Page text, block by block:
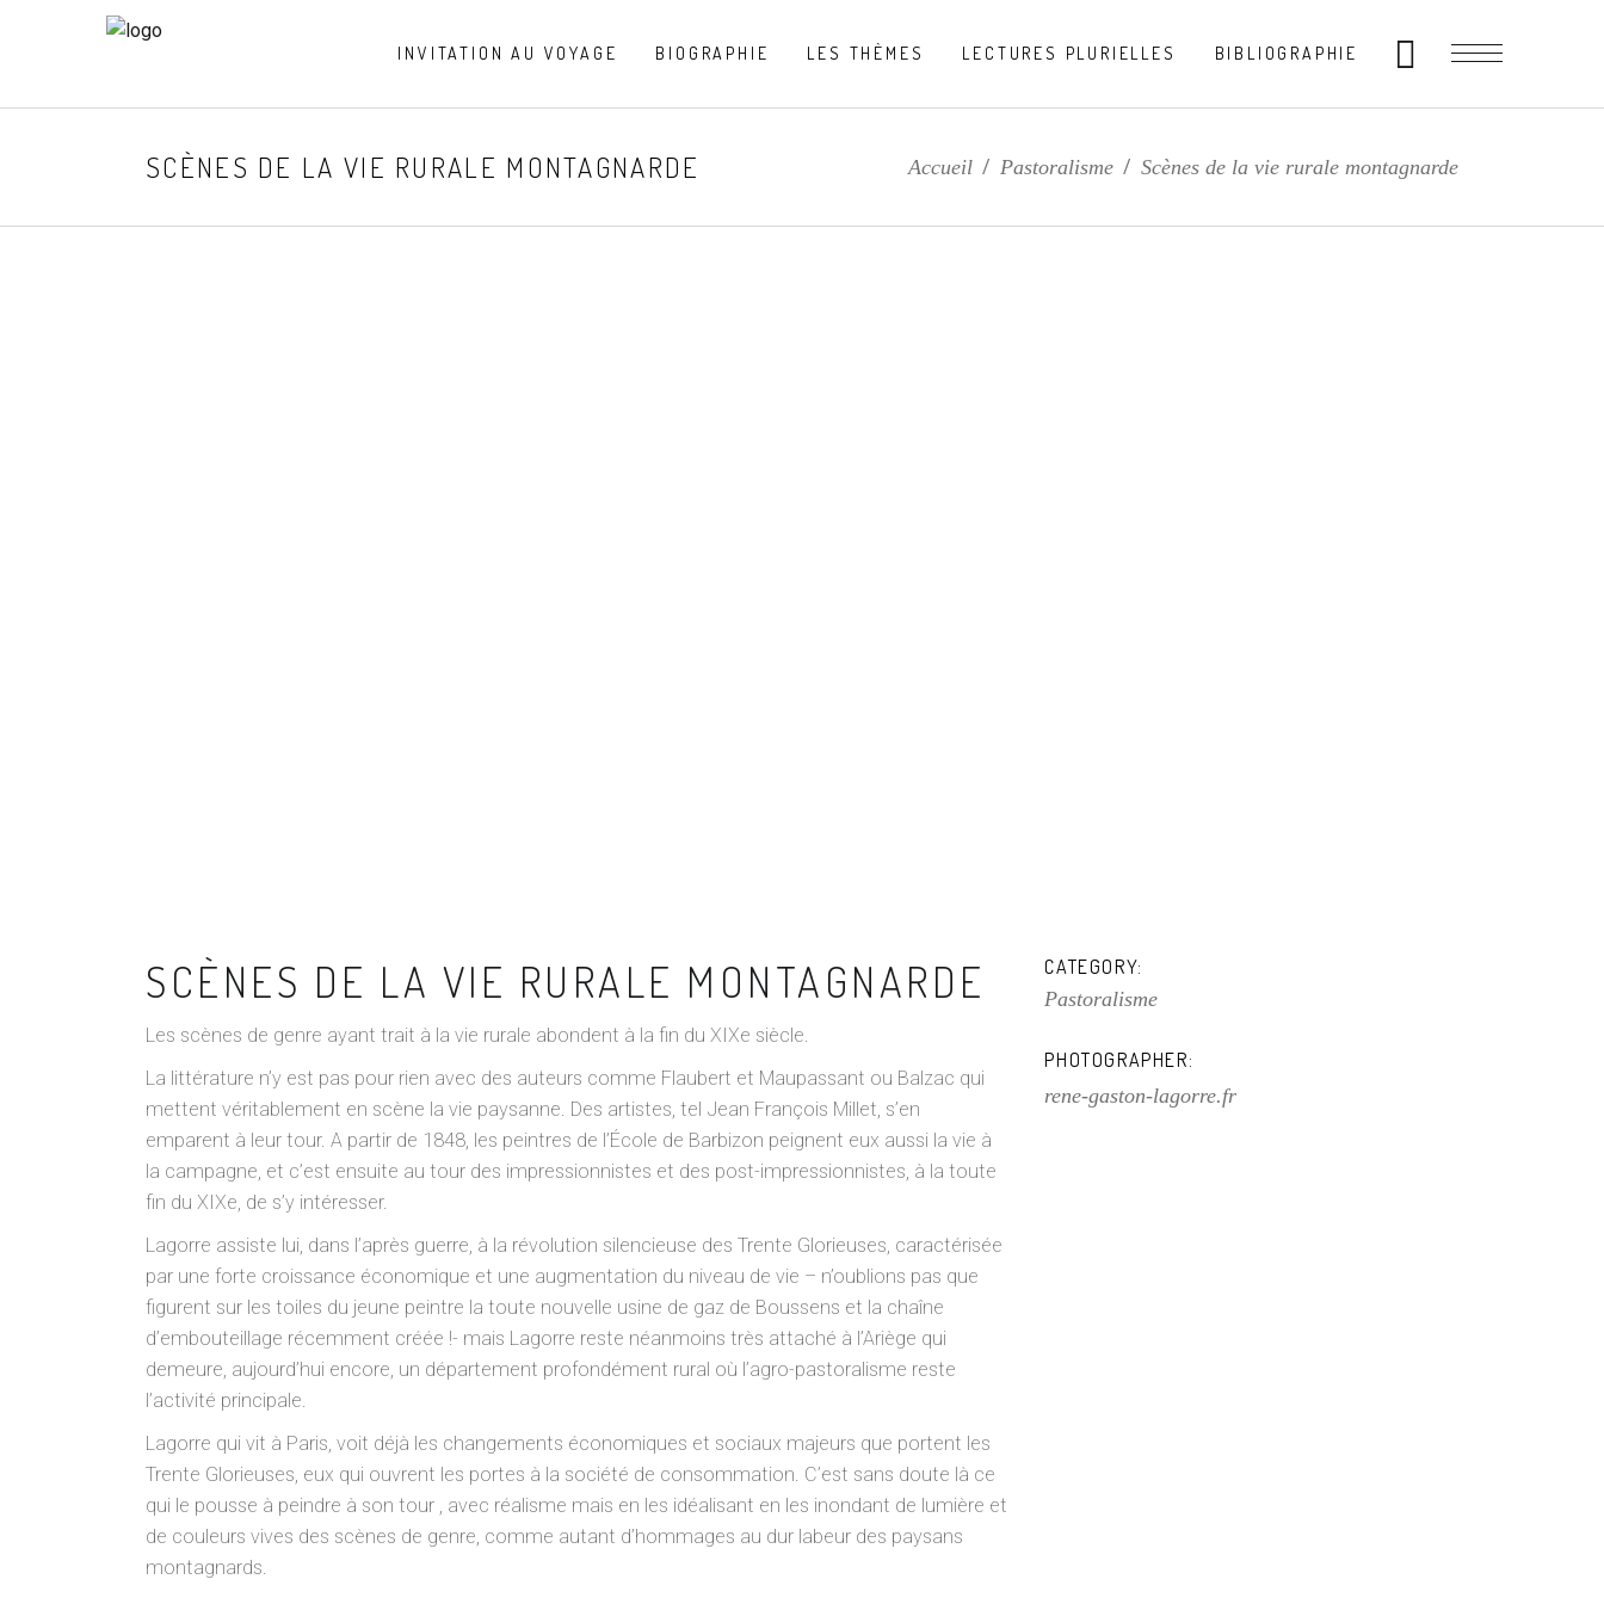
INVITATION AU VOYAGE BIOGRAPHIE LES THÈMES LECTURES PLURIELLES BIBLIOGRAPHIE
SCÈNES DE LA VIE RURALE MONTAGNARDE Accueil / Pastoralisme / Scènes de la vie rurale montagnarde
SCÈNES DE LA VIE RURALE MONTAGNARDE
Les scènes de genre ayant trait à la vie rurale abondent à la fin du XIXe siècle.
La littérature n’y est pas pour rien avec des auteurs comme Flaubert et Maupassant ou Balzac qui
mettent véritablement en scène la vie paysanne. Des artistes, tel Jean François Millet, s’en
emparent à leur tour. A partir de 1848, les peintres de l’École de Barbizon peignent eux aussi la vie à
la campagne, et c’est ensuite au tour des impressionnistes et des post-impressionnistes, à la toute
fin du XIXe, de s’y intéresser.
Lagorre assiste lui, dans l’après guerre, à la révolution silencieuse des Trente Glorieuses, caractérisée
par une forte croissance économique et une augmentation du niveau de vie – n’oublions pas que
figurent sur les toiles du jeune peintre la toute nouvelle usine de gaz de Boussens et la chaîne
d’embouteillage récemment créée !- mais Lagorre reste néanmoins très attaché à l’Ariège qui
demeure, aujourd’hui encore, un département profondément rural où l’agro-pastoralisme reste
l’activité principale.
Lagorre qui vit à Paris, voit déjà les changements économiques et sociaux majeurs que portent les
Trente Glorieuses, eux qui ouvrent les portes à la société de consommation. C’est sans doute là ce
qui le pousse à peindre à son tour , avec réalisme mais en les idéalisant en les inondant de lumière et
de couleurs vives des scènes de genre, comme autant d’hommages au dur labeur des paysans
montagnards.
CATEGORY:
Pastoralisme
PHOTOGRAPHER:
rene-gaston-lagorre.fr